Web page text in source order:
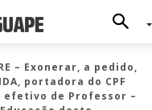
– Exonerar, a pedido,
portadora do CPF
efetivo de Professor –